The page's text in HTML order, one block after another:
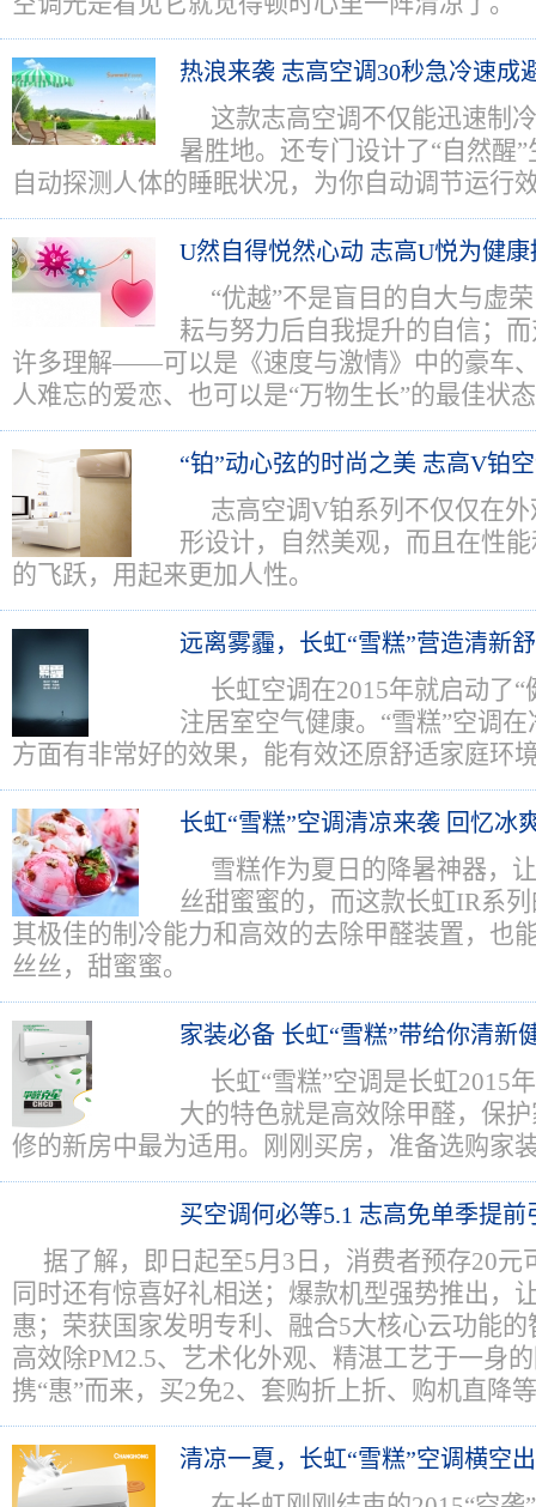
热浪来袭 志高空调30秒急冷速成
这款志高空调不仅能迅速制
暑胜地。还专门设计了“自然醒
自动探测人体的睡眠状况，为你自动调节运行
U然自得悦然心动 志高U悦为健康
“优越”不是盲目的自大与虚
耘与努力后自我提升的自信；
许多理解——可以是《速度与激情》中的豪车
人难忘的爱恋、也可以是“万物生长”的最佳状
“铂”动心弦的时尚之美 志高V铂
志高空调V铂系列不仅仅在
形设计，自然美观，而且在性
的飞跃，用起来更加人性。
远离雾霾，长虹“雪糕”营造清新
长虹空调在2015年就启动了
注居室空气健康。“雪糕”空调
方面有非常好的效果，能有效还原舒适家庭环
长虹“雪糕”空调清凉来袭 回忆冰
雪糕作为夏日的降暑神器，
丝甜蜜蜜的，而这款长虹IR系
其极佳的制冷能力和高效的去除甲醛装置，也
丝丝，甜蜜蜜。
家装必备 长虹“雪糕”带给你清新
长虹“雪糕”空调是长虹2015
大的特色就是高效除甲醛，保
修的新房中最为适用。刚刚买房，准备选购家
买空调何必等5.1 志高免单季提前
据了解，即日起至5月3日，消费者预存20元
同时还有惊喜好礼相送；爆款机型强势推出，
惠；荣获国家发明专利、融合5大核心云功能
高效除PM2.5、艺术化外观、精湛工艺于一身
携“惠”而来，买2免2、套购折上折、购机直降
清凉一夏，长虹“雪糕”空调横空